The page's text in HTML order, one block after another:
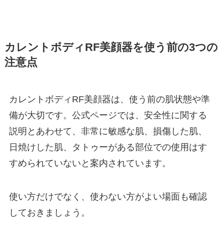
カレントボディRF美顔器を使う前の3つの
注意点
カレントボディRF美顔器は、使う前の肌状態や準
備が大切です。公式ページでは、安全性に関する
説明とあわせて、非常に敏感な肌、損傷した肌、
日焼けした肌、タトゥーがある部位での使用はす
すめられていないと案内されています。
使い方だけでなく、使わない方がよい場面も確認
しておきましょう。